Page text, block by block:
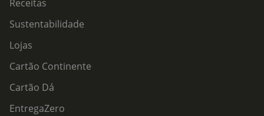
Receitas
Sustentabilidade
Lojas
Cartão Continente
Cartão Dá
EntregaZero